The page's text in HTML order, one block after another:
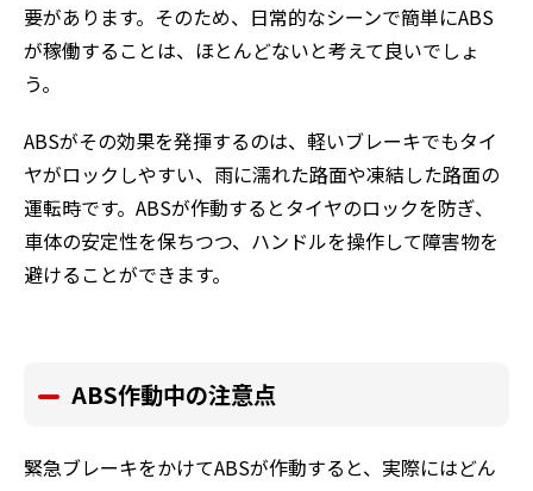
要があります。そのため、日常的なシーンで簡単にABS
が稼働することは、ほとんどないと考えて良いでしょ
う。
ABSがその効果を発揮するのは、軽いブレーキでもタイ
ヤがロックしやすい、雨に濡れた路面や凍結した路面の
運転時です。ABSが作動するとタイヤのロックを防ぎ、
車体の安定性を保ちつつ、ハンドルを操作して障害物を
避けることができます。
ABS作動中の注意点
緊急ブレーキをかけてABSが作動すると、実際にはどん